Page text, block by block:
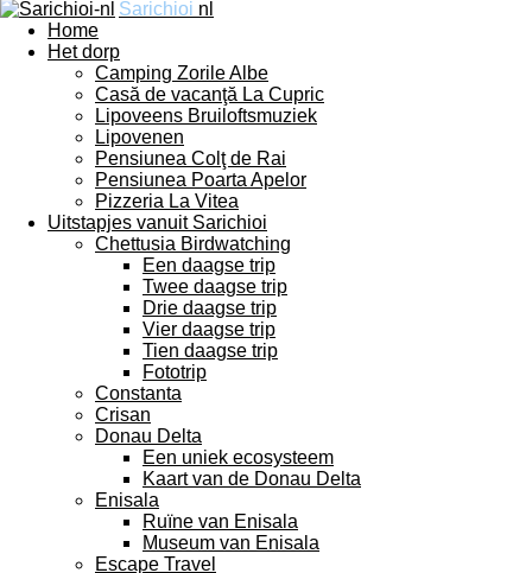
Sarichioi nl
Home
Het dorp
Camping Zorile Albe
Casă de vacanţă La Cupric
Lipoveens Bruiloftsmuziek
Lipovenen
Pensiunea Colţ de Rai
Pensiunea Poarta Apelor
Pizzeria La Vitea
Uitstapjes vanuit Sarichioi
Chettusia Birdwatching
Een daagse trip
Twee daagse trip
Drie daagse trip
Vier daagse trip
Tien daagse trip
Fototrip
Constanta
Crisan
Donau Delta
Een uniek ecosysteem
Kaart van de Donau Delta
Enisala
Ruïne van Enisala
Museum van Enisala
Escape Travel